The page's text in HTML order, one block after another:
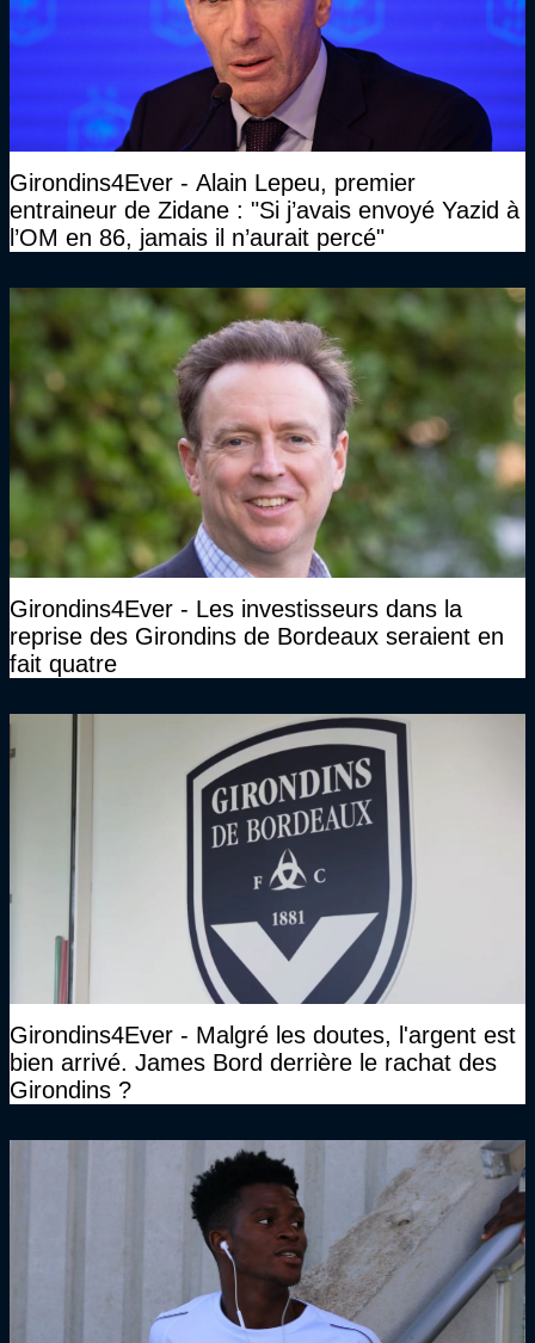
Girondins4Ever - Alain Lepeu, premier
entraineur de Zidane : "Si j’avais envoyé Yazid à
l’OM en 86, jamais il n’aurait percé"
Girondins4Ever - Les investisseurs dans la
reprise des Girondins de Bordeaux seraient en
fait quatre
Girondins4Ever - Malgré les doutes, l'argent est
bien arrivé. James Bord derrière le rachat des
Girondins ?